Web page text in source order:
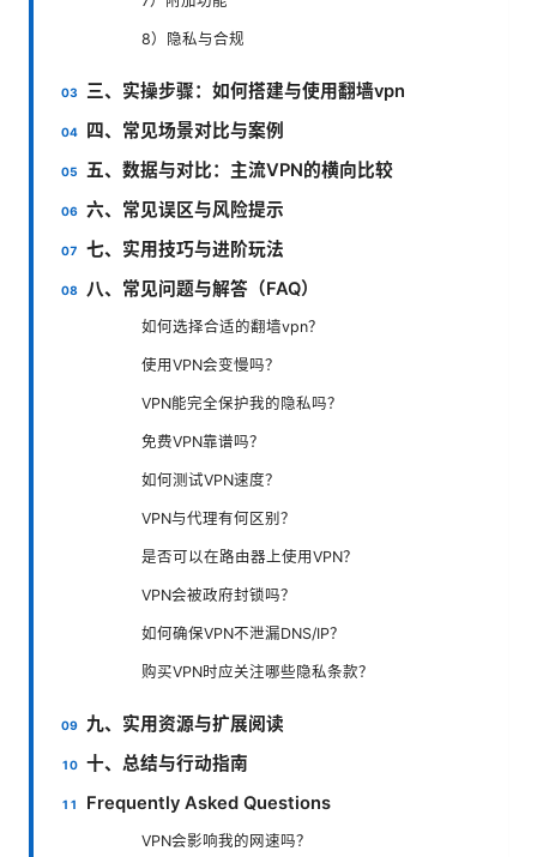
8）隐私与合规
三、实操步骤：如何搭建与使用翻墙vpn
四、常见场景对比与案例
五、数据与对比：主流VPN的横向比较
六、常见误区与风险提示
七、实用技巧与进阶玩法
八、常见问题与解答（FAQ）
如何选择合适的翻墙vpn？
使用VPN会变慢吗？
VPN能完全保护我的隐私吗？
免费VPN靠谱吗？
如何测试VPN速度？
VPN与代理有何区别？
是否可以在路由器上使用VPN？
VPN会被政府封锁吗？
如何确保VPN不泄漏DNS/IP？
购买VPN时应关注哪些隐私条款？
九、实用资源与扩展阅读
十、总结与行动指南
Frequently Asked Questions
VPN会影响我的网速吗？